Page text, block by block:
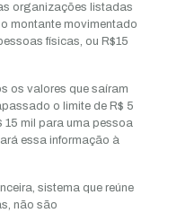
organizações listadas
montante movimentado
físicas, ou R$15
os valores que saíram
o limite de R$ 5
15 mil para uma pessoa
essa informação à
sistema que reúne
não são